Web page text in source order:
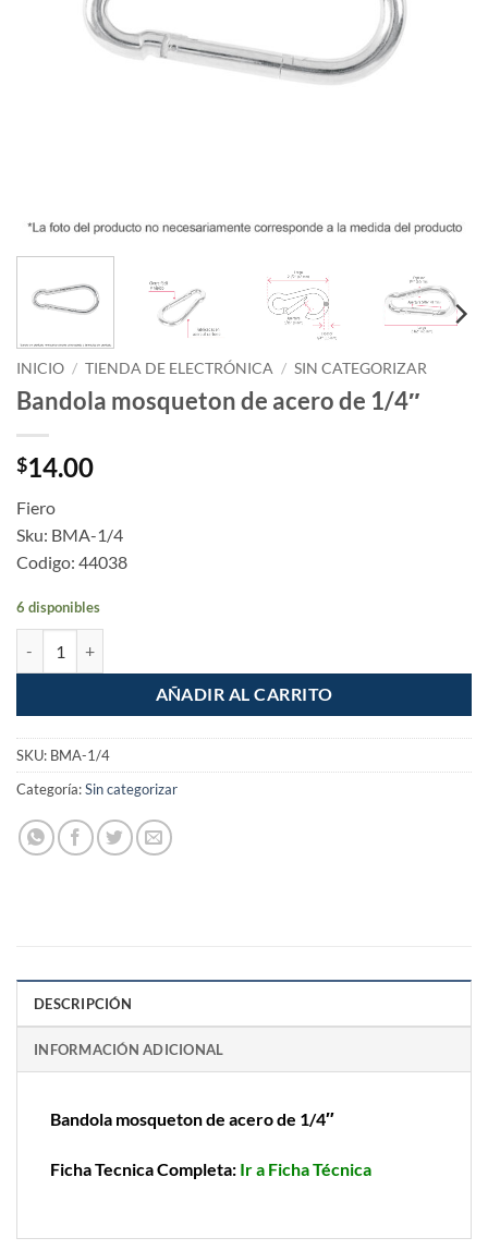
INICIO / TIENDA DE ELECTRÓNICA / SIN CATEGORIZAR
Bandola mosqueton de acero de 1/4″
$14.00
Fiero
Sku: BMA-1/4
Codigo: 44038
6 disponibles
AÑADIR AL CARRITO
SKU: BMA-1/4
Categoría:Sin categorizar
DESCRIPCIÓN
INFORMACIÓN ADICIONAL
Bandola mosqueton de acero de 1/4″
Ficha Tecnica Completa: Ir a Ficha Técnica